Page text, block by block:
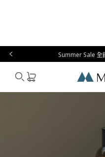
Summer Sale 全